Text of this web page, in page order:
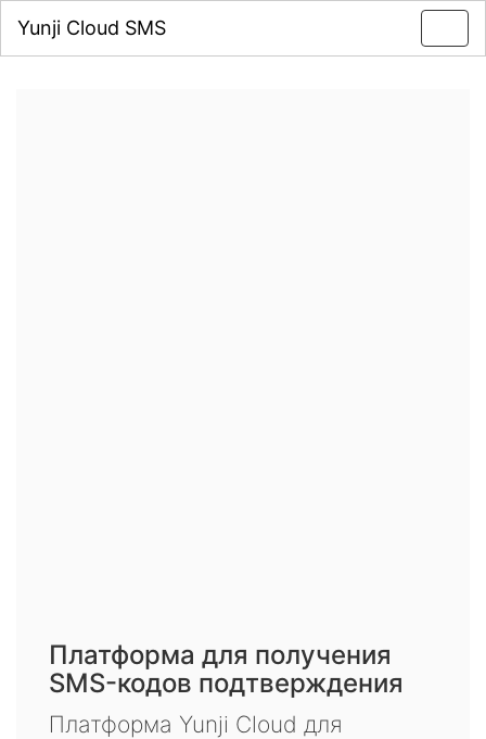
Yunji Cloud SMS
Платформа для получения
SMS-кодов подтверждения
Платформа Yunji Cloud для